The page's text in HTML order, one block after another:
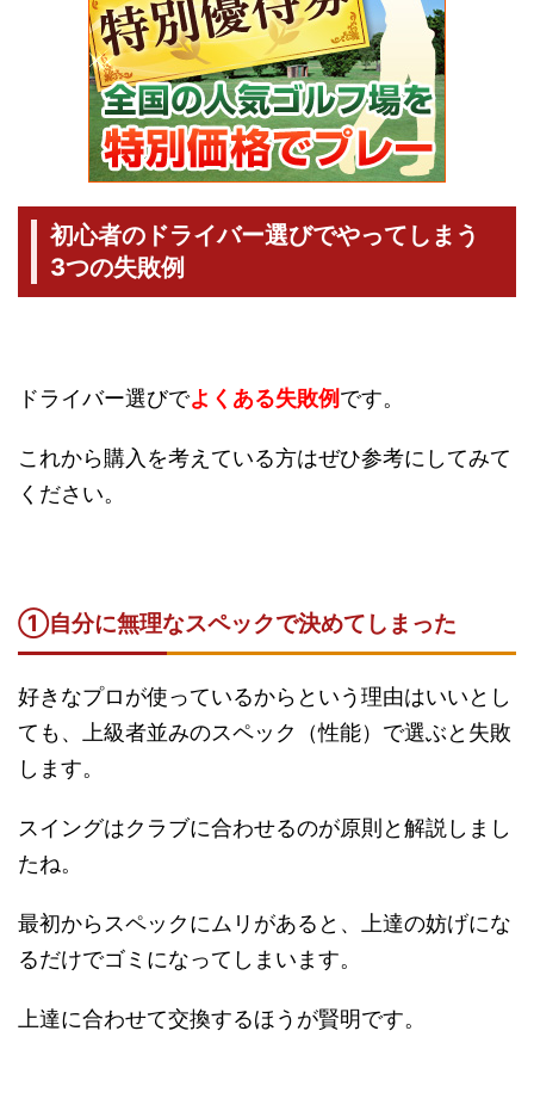
初心者のドライバー選びでやってしまう
3つの失敗例
ドライバー選びでよくある失敗例です。
これから購入を考えている方はぜひ参考にしてみて
ください。
①自分に無理なスペックで決めてしまった
好きなプロが使っているからという理由はいいとし
ても、上級者並みのスペック（性能）で選ぶと失敗
します。
スイングはクラブに合わせるのが原則と解説しまし
たね。
最初からスペックにムリがあると、上達の妨げにな
るだけでゴミになってしまいます。
上達に合わせて交換するほうが賢明です。